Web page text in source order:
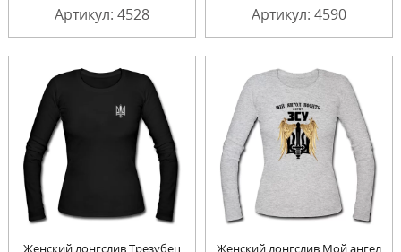
Артикул: 4528 Артикул: 4590
Женский лонгслив Трезубец Женский лонгслив Мой ангел